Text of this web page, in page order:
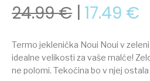
24.99€ Izvirna
17.49 €
Termo jeklenička Noui Noui v
idealne velikosti za vaše malče!
ne polomi. Tekočina bo v njej ostala